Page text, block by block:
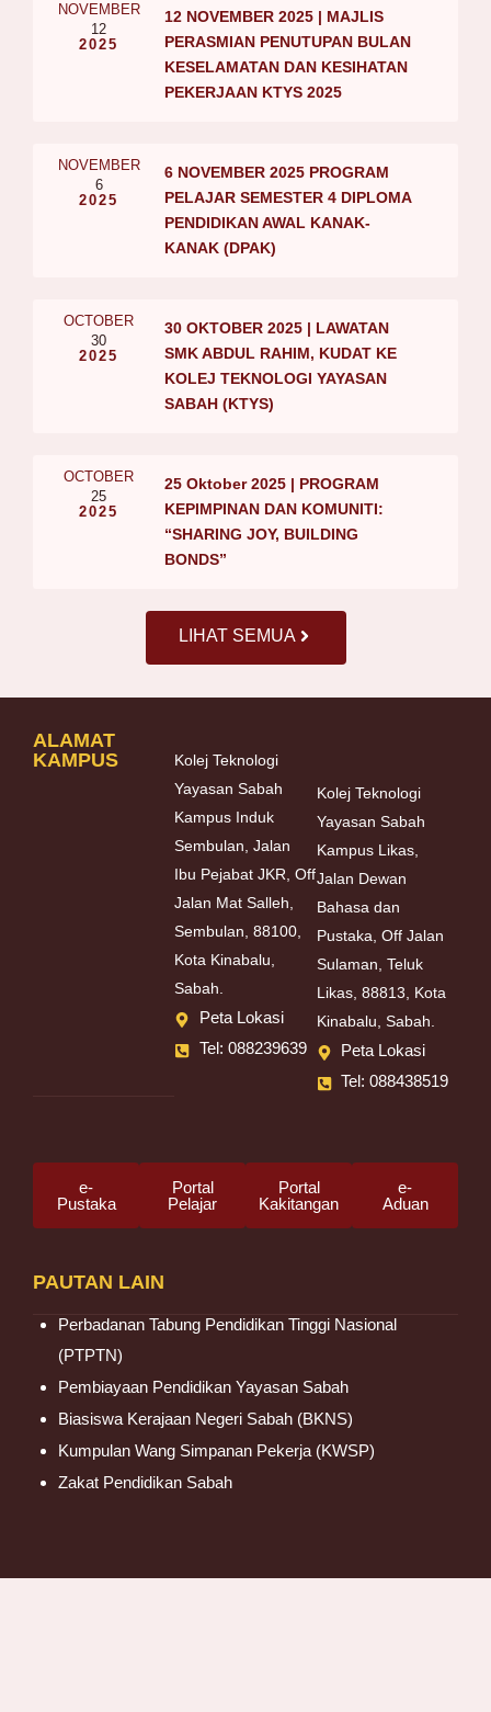
NOVEMBER
12
2025
12 NOVEMBER 2025 | MAJLIS
PERASMIAN PENUTUPAN BULAN
KESELAMATAN DAN KESIHATAN
PEKERJAAN KTYS 2025
NOVEMBER
6
2025
6 NOVEMBER 2025 PROGRAM
PELAJAR SEMESTER 4 DIPLOMA
PENDIDIKAN AWAL KANAK-
KANAK (DPAK)
OCTOBER
30
2025
30 OKTOBER 2025 | LAWATAN
SMK ABDUL RAHIM, KUDAT KE
KOLEJ TEKNOLOGI YAYASAN
SABAH (KTYS)
OCTOBER
25
2025
25 Oktober 2025 | PROGRAM
KEPIMPINAN DAN KOMUNITI:
“SHARING JOY, BUILDING
BONDS”
LIHAT SEMUA
PAUTAN LAIN
Perbadanan Tabung Pendidikan Tinggi Nasional
(PTPTN)
Pembiayaan Pendidikan Yayasan Sabah
Biasiswa Kerajaan Negeri Sabah (BKNS)
Kumpulan Wang Simpanan Pekerja (KWSP)
Zakat Pendidikan Sabah
ALAMAT
KAMPUS
Kolej Teknologi
Yayasan Sabah
Kampus Induk
Sembulan, Jalan
Ibu Pejabat JKR, Off
Jalan Mat Salleh,
Sembulan, 88100,
Kota Kinabalu,
Sabah.
Peta Lokasi
Tel: 088239639
Kolej Teknologi
Yayasan Sabah
Kampus Likas,
Jalan Dewan
Bahasa dan
Pustaka, Off Jalan
Sulaman, Teluk
Likas, 88813, Kota
Kinabalu, Sabah.
Peta Lokasi
Tel: 088438519
e-
Pustaka
Portal
Pelajar
Portal
Kakitangan
e-
Aduan